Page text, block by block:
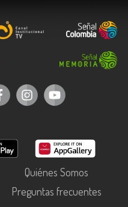
Quiénes Somos
Preguntas frecuentes